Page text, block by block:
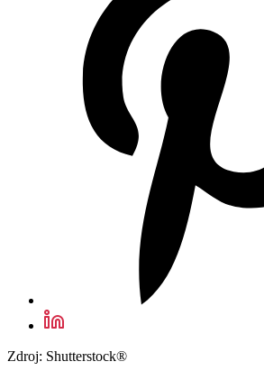
Zdroj: Shutterstock®